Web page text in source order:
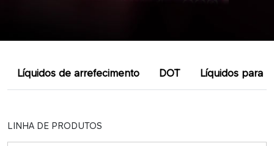
Líquidos de arrefecimento DOT Líquidos para
LINHA DE PRODUTOS